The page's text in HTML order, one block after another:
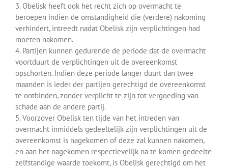
3. Obelisk heeft ook het recht zich op overmacht te
beroepen indien de omstandigheid die (verdere) nakoming
verhindert, intreedt nadat Obelisk zijn verplichtingen had
moeten nakomen.
4. Partijen kunnen gedurende de periode dat de overmacht
voortduurt de verplichtingen uit de overeenkomst
opschorten. Indien deze periode langer duurt dan twee
maanden is ieder der partijen gerechtigd de overeenkomst
te ontbinden, zonder verplicht te zijn tot vergoeding van
schade aan de andere partij.
5. Voorzover Obelisk ten tijde van het intreden van
overmacht inmiddels gedeeltelijk zijn verplichtingen uit de
overeenkomst is nagekomen of deze zal kunnen nakomen,
en aan het nagekomen respectievelijk na te komen gedeelte
zelfstandige waarde toekomt, is Obelisk gerechtigd om het